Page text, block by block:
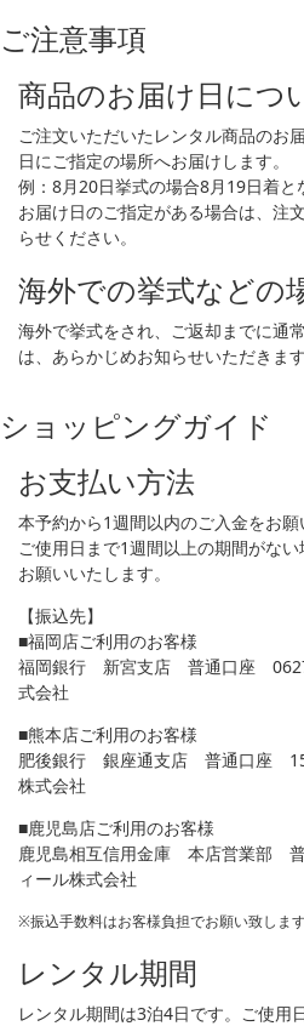
ご注意事項
商品のお届け日につ
ご注文いただいたレンタル商品のお
日にご指定の場所へお届けします。
例：8月20日挙式の場合8月19日着と
お届け日のご指定がある場合は、注
らせください。
海外での挙式などの
海外で挙式をされ、ご返却までに通
は、あらかじめお知らせいただきま
ショッピングガイド
お支払い方法
本予約から1週間以内のご入金をお願
ご使用日まで1週間以上の期間がな
お願いいたします。
【振込先】
■福岡店ご利用のお客様
福岡銀行 新宮支店 普通口座
式会社
■熊本店ご利用のお客様
肥後銀行 銀座通支店 普通口座
株式会社
■鹿児島店ご利用のお客様
鹿児島相互信用金庫 本店営業部
ィール株式会社
※振込手数料はお客様負担でお願い致します
レンタル期間
レンタル期間は3泊4日です。ご使用